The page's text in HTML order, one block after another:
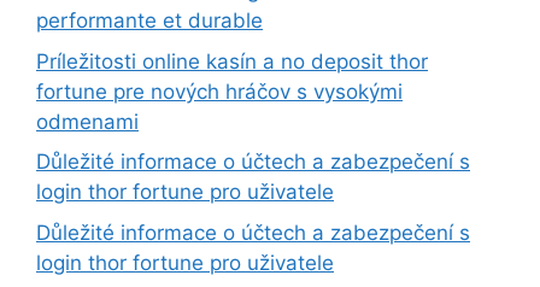
performante et durable
Príležitosti online kasín a no deposit thor
fortune pre nových hráčov s vysokými
odmenami
Důležité informace o účtech a zabezpečení s
login thor fortune pro uživatele
Důležité informace o účtech a zabezpečení s
login thor fortune pro uživatele